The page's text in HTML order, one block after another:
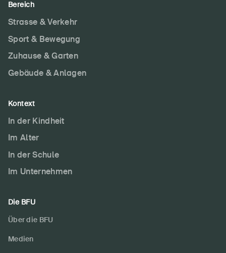
Bereich
Strasse & Verkehr
Sport & Bewegung
Zuhause & Garten
Gebäude & Anlagen
Kontext
In der Kindheit
Im Alter
In der Schule
Im Unternehmen
Die BFU
Über die BFU
Medien